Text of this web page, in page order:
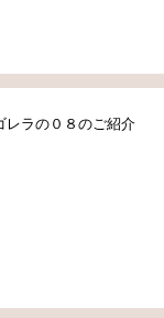
レラの０８のご紹介